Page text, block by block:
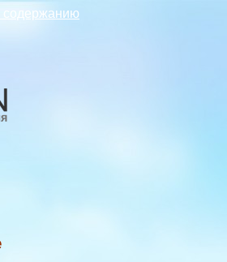
содержанию